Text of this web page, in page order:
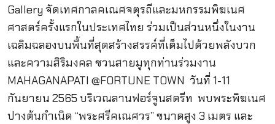
Gallery จัดเทศกาลคเณศจตุรถีและมหกรรมพิฆเนศ
ศาสตร์ครั้งแรกในประเทศไทย ร่วมเป็นส่วนหนึ่งในงาน
เฉลิมฉลองบนพื้นที่สุดสร้างสรรค์ที่เต็มไปด้วยพลังบวก
และความสิริมงคล ชวนสายมูทุกท่านร่วมงาน
MAHAGANAPATI @FORTUNE TOWN วันที่ 1-11
กันยายน 2565 บริเวณลานฟอร์จูนสตรีท พบพระพิฆเนศ
ปางต้นกําเนิด “พระศรีคเณศวร” ขนาดสูง 3 เมตร และ